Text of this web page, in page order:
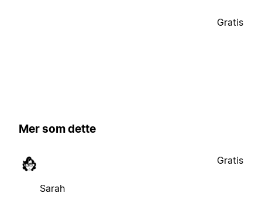
Gratis
Mer som dette
Sarah
Gratis